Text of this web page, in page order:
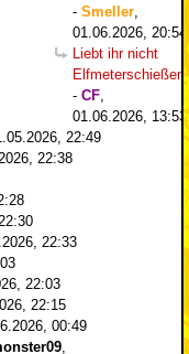
- Smeller
01.06.2026, 20:54
Liebt ihr nicht
- CF
01.06.2026, 13:53
22:49
22:38
22:33
22:03
22:15
00:49